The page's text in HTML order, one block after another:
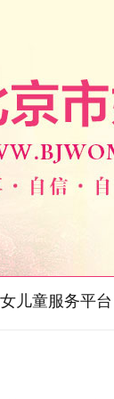
儿童服务平台